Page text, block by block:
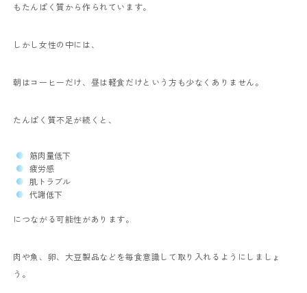
もたんぱく質から作られています。
しかし女性の中には、
朝はコーヒーだけ、昼は軽食だけという方も少なくありません。
たんぱく質不足が続くと、
筋肉量低下
疲労感
肌トラブル
代謝低下
につながる可能性があります。
肉や魚、卵、大豆製品などを毎食意識して取り入れるようにしましょ
う。